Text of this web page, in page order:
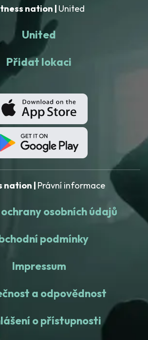
nation | United
United
Přidat lokaci
nation | Právní informace
osobních údajů
podmínky
Impressum
a odpovědnost
o přístupnosti